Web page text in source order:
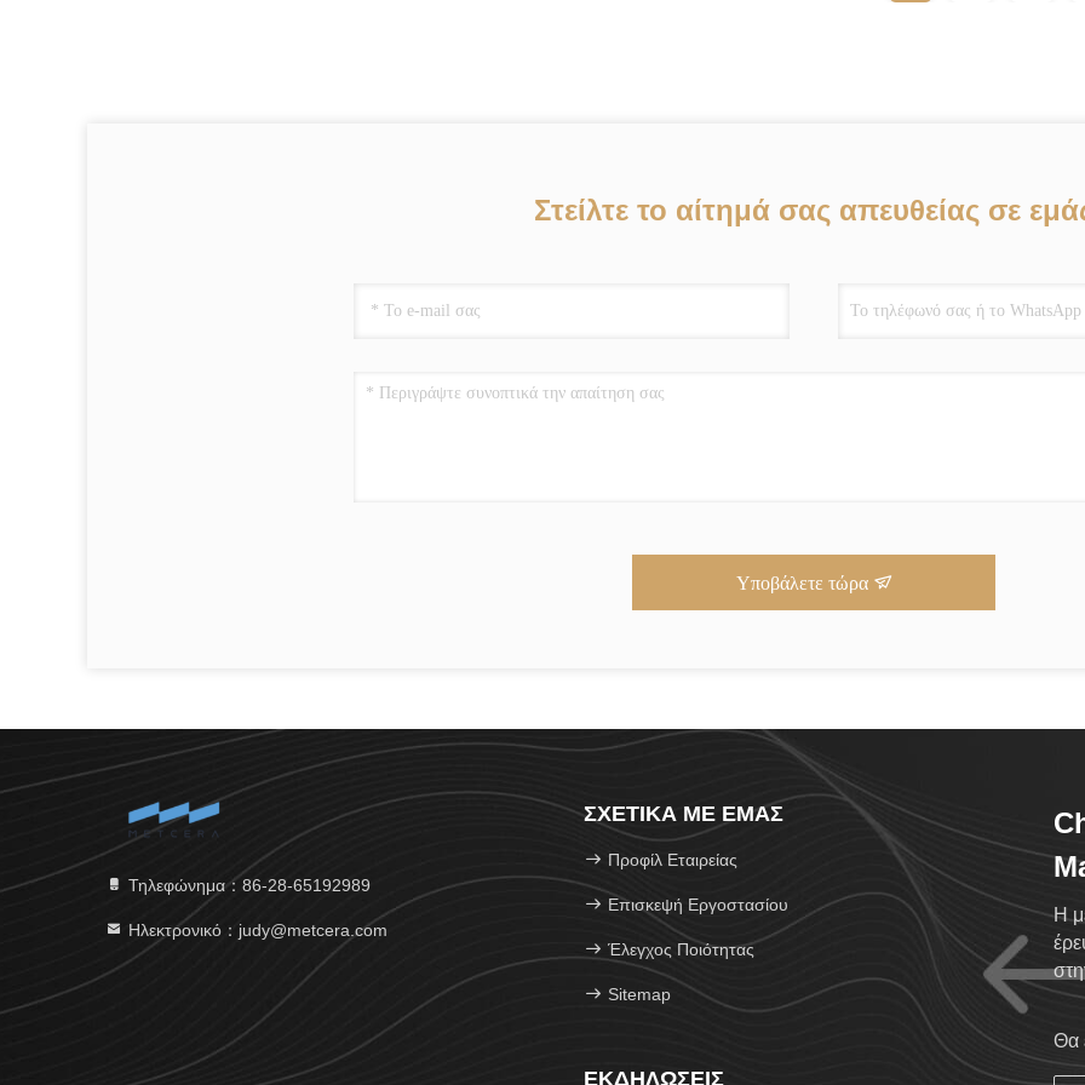
Στείλτε το αίτημά σας απευθείας σε
Υποβάλετε τώρα
Τηλεφώνημα：86-28-65192989
Ηλεκτρονικό：judy@metcera.com
ΣΧΕΤΙΚΆ ΜΕ ΕΜΆΣ
Προφίλ Εταιρείας
Επισκεψή Εργοστασίου
Έλεγχος Ποιότητας
Sitemap
ΕΚΔΗΛΏΣΕΙΣ
Η
Θα